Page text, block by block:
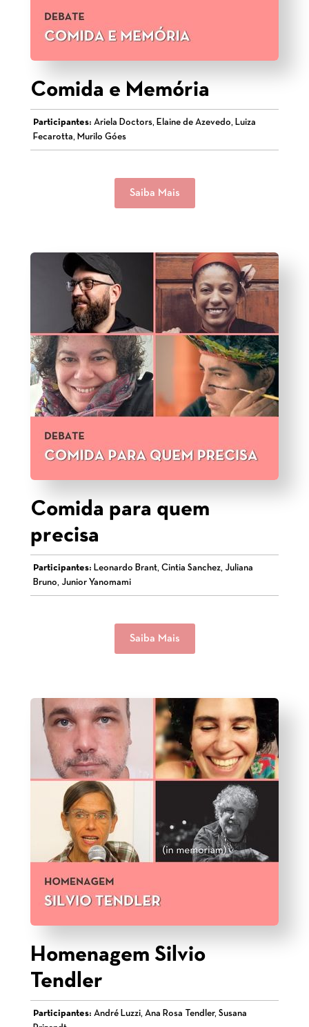
Comida e Memória
Participantes: Ariela Doctors, Elaine de Azevedo, Luiza
Fecarotta, Murilo Góes
Saiba Mais
Comida para quem
precisa
Participantes: Leonardo Brant, Cintia Sanchez, Juliana
Bruno, Junior Yanomami
Saiba Mais
Homenagem Silvio
Tendler
Participantes: André Luzzi, Ana Rosa Tendler, Susana